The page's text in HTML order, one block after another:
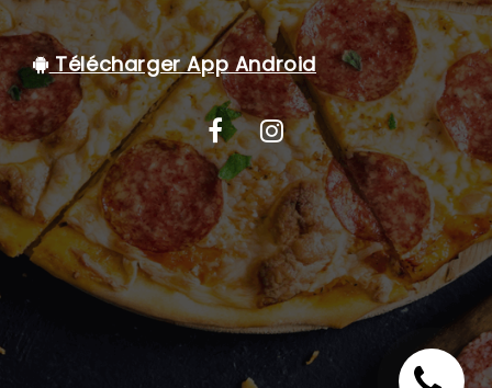
Télécharger App Android